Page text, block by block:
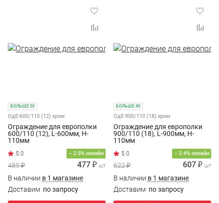
БОЛЬШЕ 50
ОдЕ-600/110 (12) хром
Ограждение для европолки
600/110 (12), L-600мм, H-
110мм
− 2.5% онлайн
489 ₽ 477 ₽ шт
В наличии в 1 магазине
Доставим по запросу
БОЛЬШЕ 40
ОдЕ-900/110 (18) хром
Ограждение для европолки
900/110 (18), L-900мм, H-
110мм
− 2.4% онлайн
622 ₽ 607 ₽ шт
В наличии в 1 магазине
Доставим по запросу